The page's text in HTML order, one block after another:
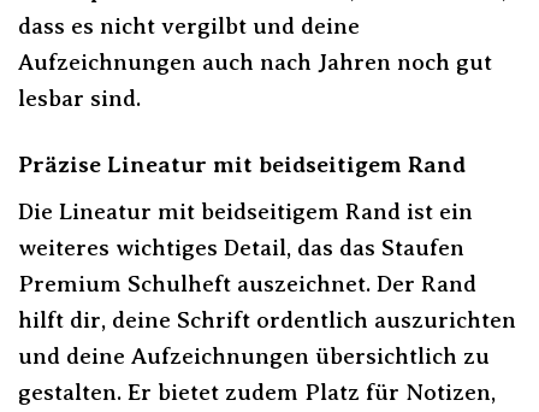
dass es nicht vergilbt und deine
Aufzeichnungen auch nach Jahren noch gut
lesbar sind.
Präzise Lineatur mit beidseitigem Rand
Die Lineatur mit beidseitigem Rand ist ein
weiteres wichtiges Detail, das das Staufen
Premium Schulheft auszeichnet. Der Rand
hilft dir, deine Schrift ordentlich auszurichten
und deine Aufzeichnungen übersichtlich zu
gestalten. Er bietet zudem Platz für Notizen,